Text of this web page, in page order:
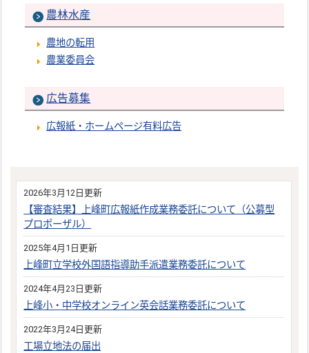
農林水産
農地の転用
農業委員会
広告募集
広報紙・ホームページ有料広告
2026年3月12日更新
【審査結果】上峰町広報紙作成業務委託について（公募型
プロポーザル）
2025年4月1日更新
上峰町立学校外国語指導助手派遣業務委託について
2024年4月23日更新
上峰小・中学校オンライン英会話業務委託について
2022年3月24日更新
工場立地法の届出